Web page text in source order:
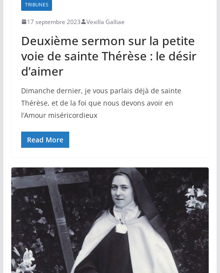
TRIBUNES
17 septembre 2023 Vexilla Galliae
Deuxième sermon sur la petite
voie de sainte Thérèse : le désir
d’aimer
Dimanche dernier, je vous parlais déjà de sainte
Thérèse, et de la foi que nous devons avoir en
l’Amour miséricordieux
Read More